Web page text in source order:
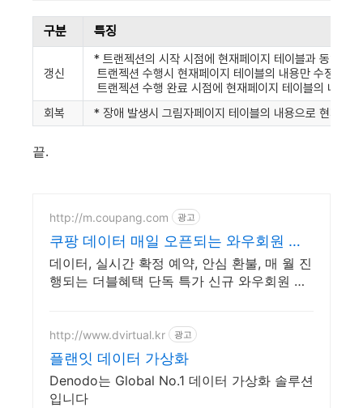
구분 특징
갱신
* 트랜젝션의 시작 시점에 현재페이지 테이블과 동일한
트랜젝션 수행시 현재페이지 테이블의 내용만 수정한다.
트랜젝션 수행 완료 시점에 현재페이지 테이블의 내용
회복
* 장애 발생시 그림자페이지 테이블의 내용으로 현재 페
끝.
http://m.coupang.com 광고
쿠팡 데이터 매일 오픈되는 와우회원 특
가
데이터, 실시간 확정 예약, 안심 환불, 매 월 진
행되는 더블혜택 단독 특가 신규 와우회원 최
http://www.dvirtual.kr 광고
플랜잇 데이터 가상화
Denodo는 Global No.1 데이터 가상화 솔루션
입니다